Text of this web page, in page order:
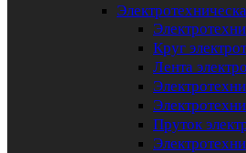
Круг
Лента
Пруток